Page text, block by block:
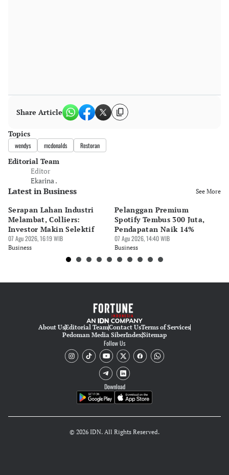
Share Article
Topics
wendys mcdonalds Restoran
Editorial Team
Editor
Ekarina .
Latest in Business See More
Serapan Lahan Industri
Melambat, Colliers:
Investor Makin Selektif
07 Agu 2026, 16:19 WIB
Business
Pelanggan Premium
Spotify Tembus 300 Juta,
Pendapatan Naik 14%
07 Agu 2026, 14:40 WIB
Business
About UsEditorial TeamContact UsTerms of Services
Pedoman Media SiberIndexSitemap
Follow Us
Download
© 2026 IDN. All Rights Reserved.